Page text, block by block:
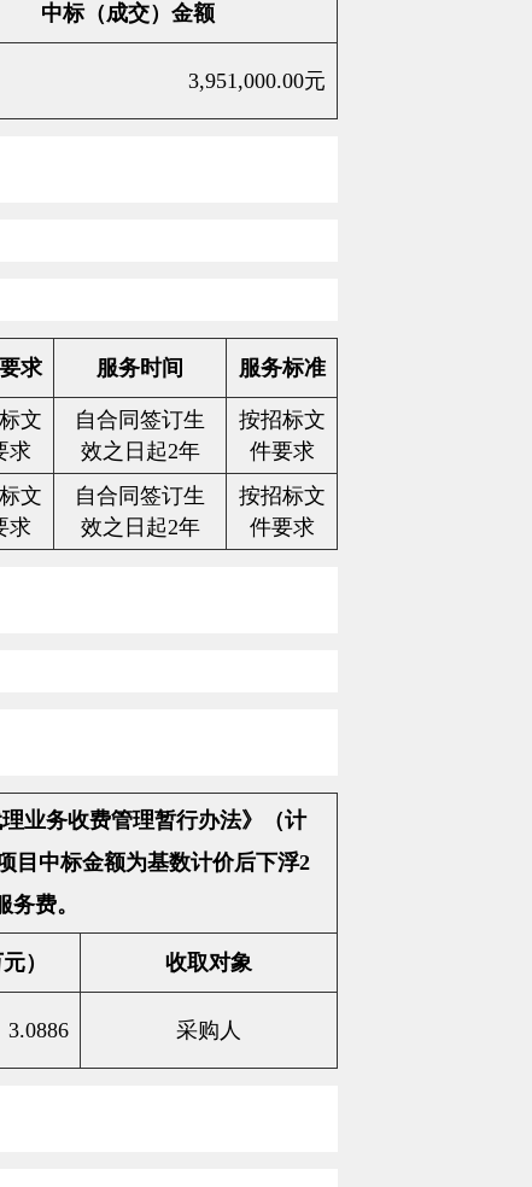
中标（成交）金额
3,951,000.00元
求 服务时间 服务标准
文
求
自合同签订生
效之日起2年
按招标文
件要求
文
求
自合同签订生
效之日起2年
按招标文
件要求
业务收费管理暂行办法》（计
目中标金额为基数计价后下浮2
费。
） 收取对象
3.0886 采购人